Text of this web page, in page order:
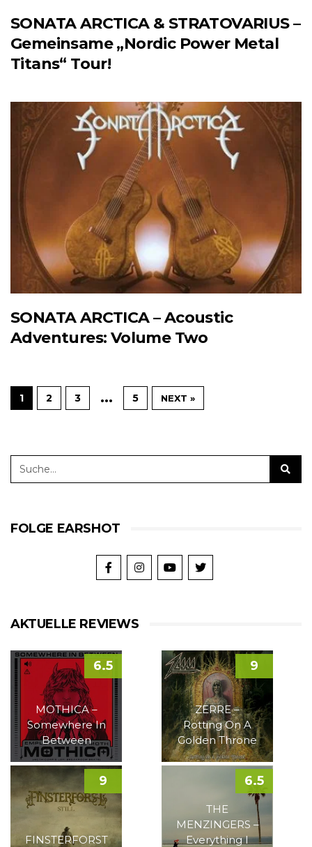
SONATA ARCTICA & STRATOVARIUS –
Gemeinsame „Nordic Power Metal
Titans“ Tour!
SONATA ARCTICA – Acoustic
Adventures: Volume Two
1 2 3 … 5 NEXT »
FOLGE EARSHOT
AKTUELLE REVIEWS
MOTHICA –
Somewhere In
Between
6.5
ZERRE –
Rotting On A
Golden Throne
9
FINSTERFORST
9
THE
MENZINGERS –
Everything I
6.5